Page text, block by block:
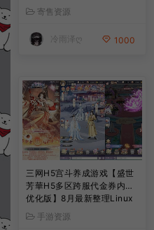
授权后台+简易安卓客户端
+详细搭建教程+视频教程
寄售资源
冷雨泽ღ 1000
三网H5宫斗养成游戏【盛世
芳華H5多区跨服代金券内购
优化版】8月最新整理Linux
手工服务端+CDK授权后台
+全资源安卓+详细搭建教程
手游资源